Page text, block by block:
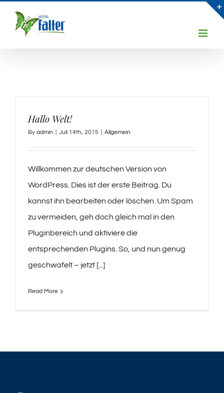
Hallo Welt!
By admin Juli 14th, 2015 Allgemein
Willkommen zur deutschen Version von
WordPress. Dies ist der erste Beitrag. Du
kannst ihn bearbeiten oder löschen. Um Spam
zu vermeiden, geh doch gleich mal in den
Pluginbereich und aktiviere die
entsprechenden Plugins. So, und nun genug
geschwafelt – jetzt [...]
Read More